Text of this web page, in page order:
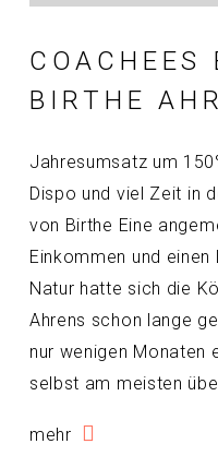
COACHEES
BIRTHE
Jahresumsatz um
Dispo und viel Zeit in
von Birthe Eine
Einkommen und
Natur hatte sich die
Ahrens schon lange
nur wenigen Monaten
selbst am meisten
mehr